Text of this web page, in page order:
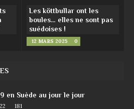
Les köttbullar ont les
boules… elles ne sont pas
suédoises !
12 MARS 2025 0
en Suède au jour le jour
181